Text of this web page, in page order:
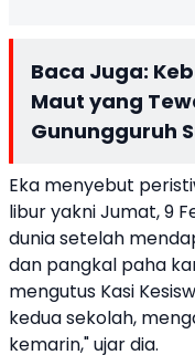
Baca Juga:
Maut yang
Gunungguruh
Eka menyebut
libur yakni Jumat, 9
dunia setelah
dan pangkal paha
mengutus Kasi
kedua sekolah,
kemarin," ujar dia.